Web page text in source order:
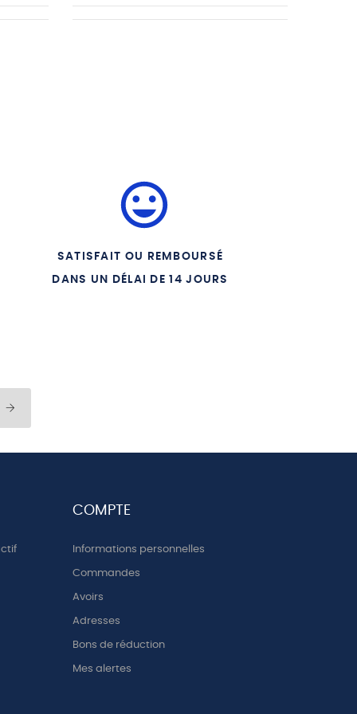
SATISFAIT OU REMBOURSÉ
DANS UN DÉLAI DE 14 JOURS
COMPTE
Informations personnelles
Commandes
Avoirs
Adresses
Bons de réduction
Mes alertes